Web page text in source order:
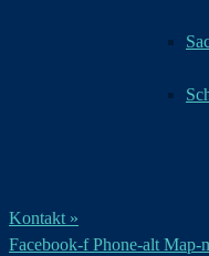
Kontakt »
Facebook-f Phone-alt Map-